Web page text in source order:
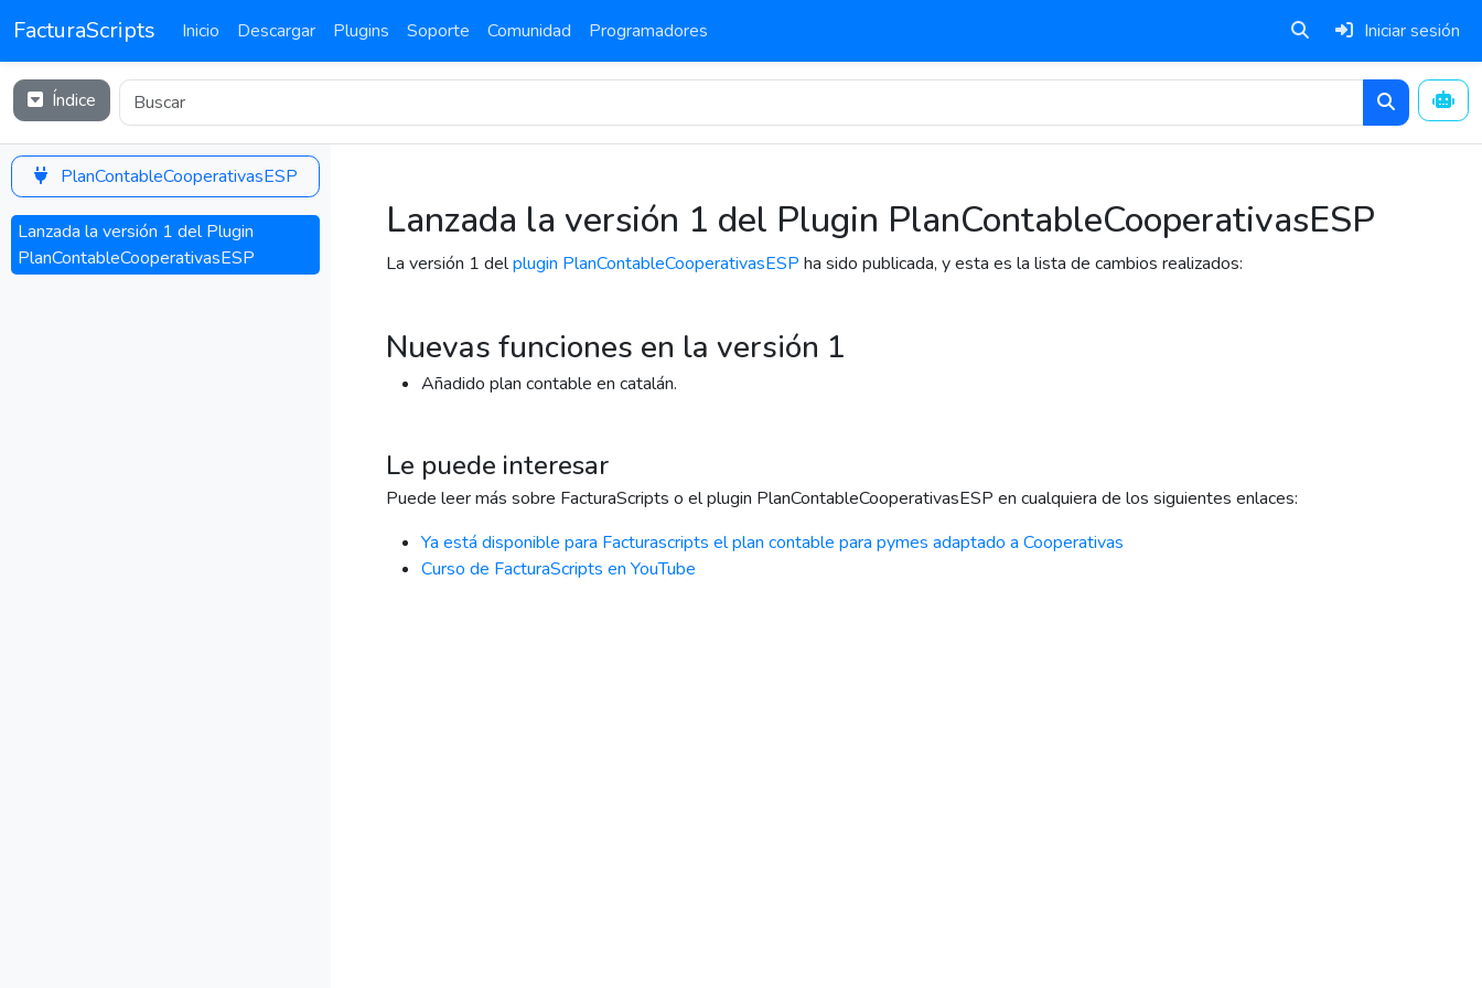
FacturaScripts Inicio Descargar Plugins Soporte Comunidad Programadores Iniciar sesión
Índice
PlanContableCooperativasESP
Lanzada la versión 1 del Plugin
PlanContableCooperativasESP
Lanzada la versión 1 del Plugin PlanContableCooperativasESP
La versión 1 delplugin PlanContableCooperativasESP ha sido publicada, y esta es la lista de cambios realizados:
Nuevas funciones en la versión 1
Añadido plan contable en catalán.
Le puede interesar
Puede leer más sobre FacturaScripts o el plugin PlanContableCooperativasESP en cualquiera de los siguientes enlaces:
Ya está disponible para Facturascripts el plan contable para pymes adaptado a Cooperativas
Curso de FacturaScripts en YouTube